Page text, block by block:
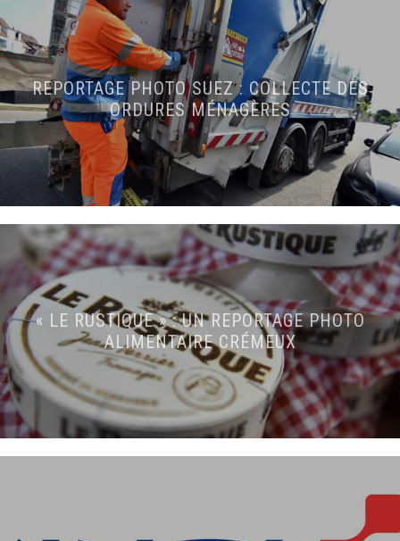
REPORTAGE PHOTO SUEZ : COLLECTE DES
ORDURES MÉNAGÈRES
« LE RUSTIQUE » : UN REPORTAGE PHOTO
ALIMENTAIRE CRÉMEUX